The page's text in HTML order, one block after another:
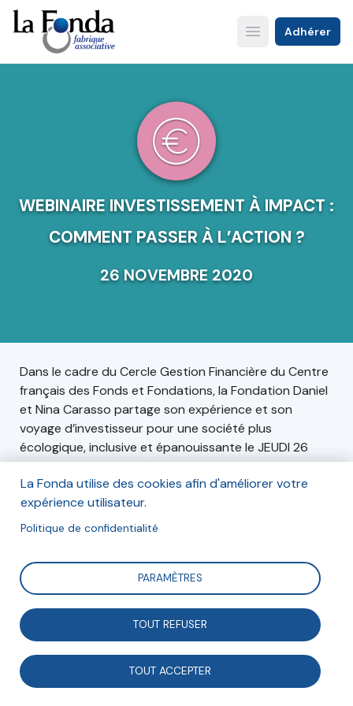
Aller
au
contenu
principal
Open main menu
Adhérer
WEBINAIRE INVESTISSEMENT À IMPACT :
COMMENT PASSER À L’ACTION ?
26 NOVEMBRE 2020
Dans le cadre du Cercle Gestion Financière du Centre
français des Fonds et Fondations, la Fondation Daniel
et Nina Carasso partage son expérience et son
voyage d’investisseur pour une société plus
écologique, inclusive et épanouissante le JEUDI 26
NOVEMBRE de 14h30 à 15h30 via zoom.
Inscription
ligne Jeudi 26 novembre de 14h30 à 15h30
Inscriptions ouvertes ici
Inscription en ligne
La Fonda utilise des cookies afin d'améliorer votre
expérience utilisateur.
Politique de confidentialité
PARAMÈTRES
TOUT REFUSER
TOUT ACCEPTER